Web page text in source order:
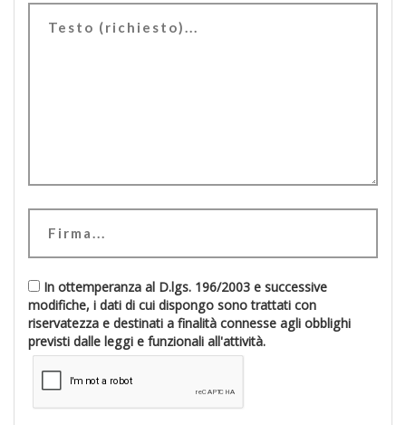
In ottemperanza al D.lgs. 196/2003 e successive
modifiche, i dati di cui dispongo sono trattati con
riservatezza e destinati a finalità connesse agli obblighi
previsti dalle leggi e funzionali all'attività.